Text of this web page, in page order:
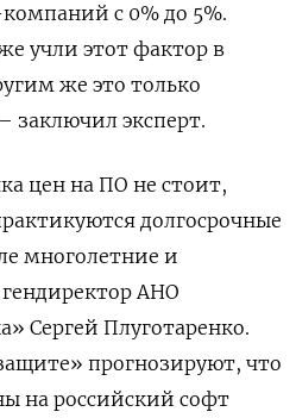
с 0% до 5%.
учли этот фактор в
же это только
заключил эксперт.
цен на ПО не стоит,
долгосрочные
многолетние и
АНО
Сергей Плуготаренко.
прогнозируют, что
на российский софт